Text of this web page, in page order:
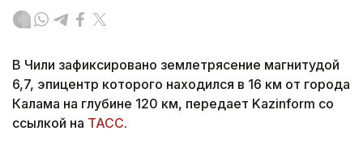
В Чили зафиксировано землетрясение магнитудой
6,7, эпицентр которого находился в 16 км от города
Калама на глубине 120 км, передает Kazinform со
ссылкой на ТАСС.